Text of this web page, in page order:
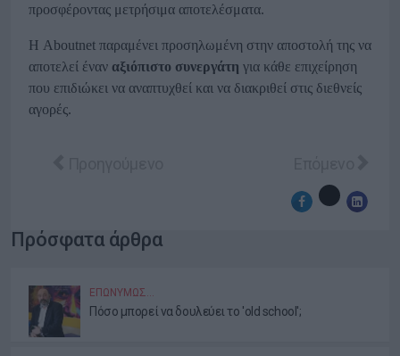
προσφέροντας μετρήσιμα αποτελέσματα.
Η Aboutnet παραμένει προσηλωμένη στην αποστολή της να
αποτελεί έναν αξιόπιστο συνεργάτη για κάθε επιχείρηση
που επιδιώκει να αναπτυχθεί και να διακριθεί στις διεθνείς
αγορές.
Πρόσφατα άρθρα
ΕΠΩΝΎΜΩΣ…
Πόσο μπορεί να δουλεύει το 'old school';